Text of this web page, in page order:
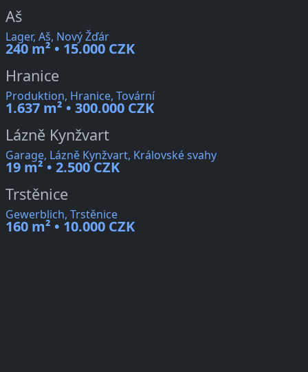
Aš
Lager, Aš, Nový Žďár
240 m² • 15.000 CZK
Hranice
Produktion, Hranice, Tovární
1.637 m² • 300.000 CZK
Lázně Kynžvart
Garage, Lázně Kynžvart, Královské svahy
19 m² • 2.500 CZK
Trstěnice
Gewerblich, Trstěnice
160 m² • 10.000 CZK